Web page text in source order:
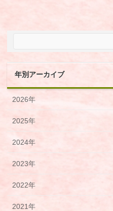
年別アーカイブ
2026年
2025年
2024年
2023年
2022年
2021年